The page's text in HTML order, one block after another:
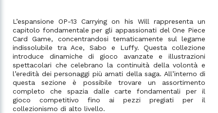
L’espansione OP-13 Carrying on his Will rappresenta un
capitolo fondamentale per gli appassionati del One Piece
Card Game, concentrandosi tematicamente sul legame
indissolubile tra Ace, Sabo e Luffy. Questa collezione
introduce dinamiche di gioco avanzate e illustrazioni
spettacolari che celebrano la continuità della volontà e
l’eredità dei personaggi più amati della saga. All’interno di
questa sezione è possibile trovare un assortimento
completo che spazia dalle carte fondamentali per il
gioco competitivo fino ai pezzi pregiati per il
collezionismo di alto livello.